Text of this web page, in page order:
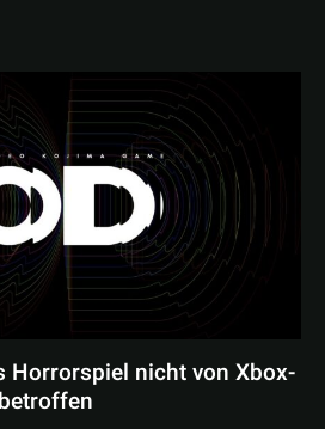
Horrorspiel nicht von Xbox-